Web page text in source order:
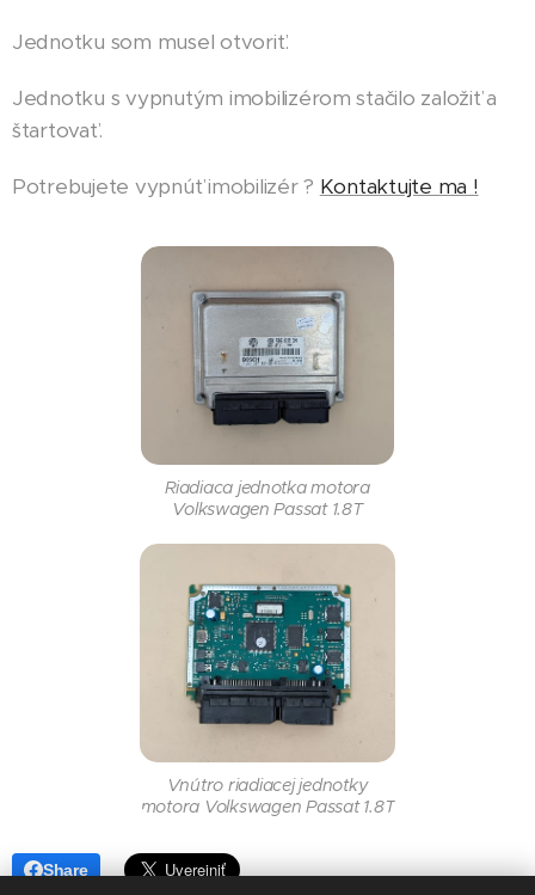
Jednotku som musel otvoriť.
Jednotku s vypnutým imobilizérom stačilo založiť a
štartovať.
Potrebujete vypnúť imobilizér ? Kontaktujte ma !
Riadiaca jednotka motora
Volkswagen Passat 1.8T
Vnútro riadiacej jednotky
motora Volkswagen Passat 1.8T
Share